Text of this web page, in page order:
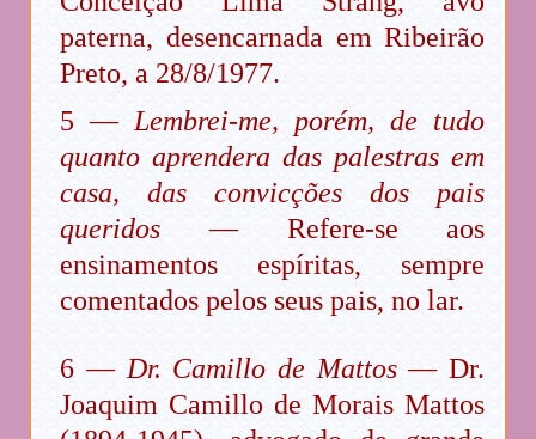
paterna, desencarnada em Ribeirão
Preto, a 28/8/1977.
5 — Lembrei-me, porém, de tudo
quanto aprendera das palestras em
casa, das convicções dos pais
queridos — Refere-se aos
ensinamentos espíritas, sempre
comentados pelos seus pais, no lar.
6 —Dr. Camillo de Mattos— Dr.
Joaquim Camillo de Morais Mattos